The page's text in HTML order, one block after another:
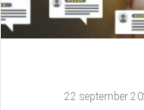
22 september